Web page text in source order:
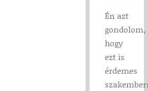
Én azt
gondolom,
hogy
ezt is
érdemes